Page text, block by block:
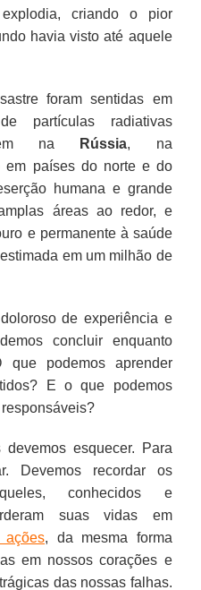
criando o pior
havia visto até aquele
foram sentidas em
partículas radiativas
na
Rússia, na
em países do norte e do
humana e grande
áreas ao redor, e
e permanente à saúde
em um milhão de
de experiência e
concluir enquanto
que podemos aprender
E o que podemos
esquecer. Para
Devemos recordar os
conhecidos e
suas vidas em
ações, da mesma forma
em nossos corações e
das nossas falhas.